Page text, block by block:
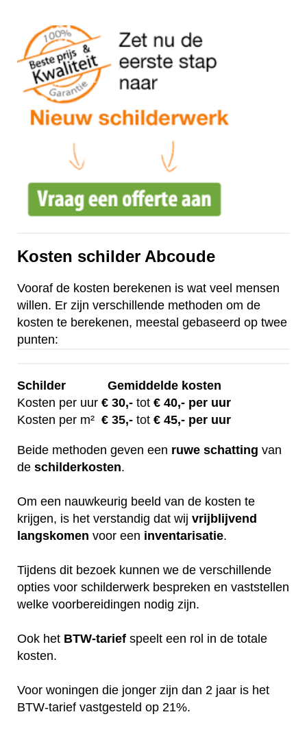
Kosten schilder Abcoude
Vooraf de kosten berekenen is wat veel mensen
willen. Er zijn verschillende methoden om de
kosten te berekenen, meestal gebaseerd op twee
punten:
Schilder
Gemiddelde kosten
Kosten per uur € 30,- tot € 40,- per uur
Kosten per m² € 35,- tot € 45,- per uur
Beide methoden geven een ruwe schatting van
de schilderkosten.
Om een nauwkeurig beeld van de kosten te
krijgen, is het verstandig dat wij vrijblijvend
langskomen voor een inventarisatie.
Tijdens dit bezoek kunnen we de verschillende
opties voor schilderwerk bespreken en vaststellen
welke voorbereidingen nodig zijn.
Ook het BTW-tarief speelt een rol in de totale
kosten.
Voor woningen die jonger zijn dan 2 jaar is het
BTW-tarief vastgesteld op 21%.